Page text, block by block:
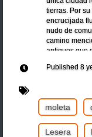
tierras. Por
encrucijada
nudo de
camino
antiguos que
Published 8
moleta
Lesera